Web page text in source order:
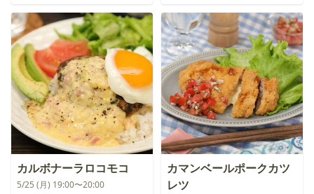
カルボナーラロコモコ
5/25 (月) 19:00〜20:00
カマンベールポークカツ
レツ